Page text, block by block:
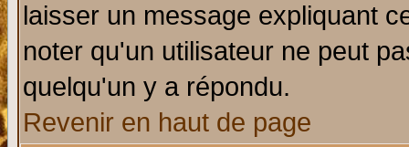
laisser un message expliquant
noter qu'un utilisateur ne peut
quelqu'un y a répondu.
Revenir en haut de page